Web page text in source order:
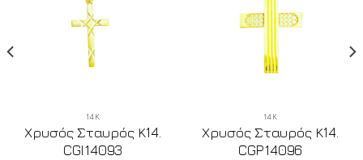
14Κ
Χρυσός Σταυρός Κ14.
CGI14093
14Κ
Χρυσός Σταυρός Κ14.
CGP14096